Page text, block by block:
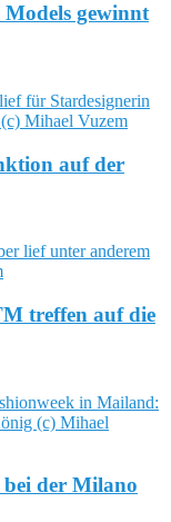
Models gewinnt
auf der
treffen auf die
bei der Milano